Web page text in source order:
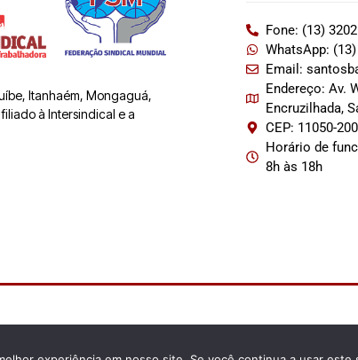
Itanhaém, Mongaguá,
à Intersindical e a
Fone: (13)
WhatsApp:
Email:
Endereço: Av.
Encruzilhada,
CEP: 11050-200
Horário de
8h às 18h